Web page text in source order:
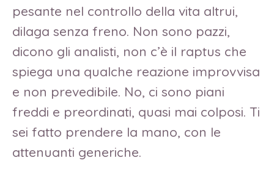
pesante nel controllo della vita altrui,
dilaga senza freno. Non sono pazzi,
dicono gli analisti, non c’è il raptus che
spiega una qualche reazione improvvisa
e non prevedibile. No, ci sono piani
freddi e preordinati, quasi mai colposi. Ti
sei fatto prendere la mano, con le
attenuanti generiche.